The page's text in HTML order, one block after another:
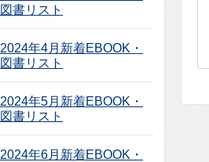
図書リスト
2024年4月新着EBOOK・
図書リスト
2024年5月新着EBOOK・
図書リスト
2024年6月新着EBOOK・